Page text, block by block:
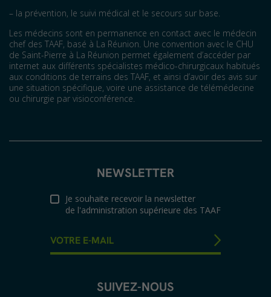
– la prévention, le suivi médical et le secours sur base.
Les médecins sont en permanence en contact avec le médecin
chef des TAAF, basé à La Réunion. Une convention avec le CHU
de Saint-Pierre à La Réunion permet également d’accéder par
internet aux différents spécialistes médico-chirurgicaux habitués
aux conditions de terrains des TAAF, et ainsi d’avoir des avis sur
une situation spécifique, voire une assistance de télémédecine
ou chirurgie par visioconférence.
NEWSLETTER
Je souhaite recevoir la newsletter
de l'administration supérieure des TAAF
SUIVEZ-NOUS